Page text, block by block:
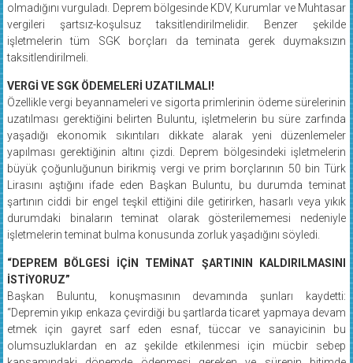
olmadığını vurguladı. Deprem bölgesinde KDV, Kurumlar ve Muhtasar
vergileri şartsız-koşulsuz taksitlendirilmelidir. Benzer şekilde
işletmelerin tüm SGK borçları da teminata gerek duymaksızın
taksitlendirilmeli.
VERGİ VE SGK ÖDEMELERİ UZATILMALI!
Özellikle vergi beyannameleri ve sigorta primlerinin ödeme sürelerinin
uzatılması gerektiğini belirten Buluntu, işletmelerin bu süre zarfında
yaşadığı ekonomik sıkıntıları dikkate alarak yeni düzenlemeler
yapılması gerektiğinin altını çizdi. Deprem bölgesindeki işletmelerin
büyük çoğunluğunun birikmiş vergi ve prim borçlarının 50 bin Türk
Lirasını aştığını ifade eden Başkan Buluntu, bu durumda teminat
şartının ciddi bir engel teşkil ettiğini dile getirirken, hasarlı veya yıkık
durumdaki binaların teminat olarak gösterilememesi nedeniyle
işletmelerin teminat bulma konusunda zorluk yaşadığını söyledi.
“DEPREM BÖLGESİ İÇİN TEMİNAT ŞARTININ KALDIRILMASINI
İSTİYORUZ”
Başkan Buluntu, konuşmasının devamında şunları kaydetti:
“Depremin yıkıp enkaza çevirdiği bu şartlarda ticaret yapmaya devam
etmek için gayret sarf eden esnaf, tüccar ve sanayicinin bu
olumsuzluklardan en az şekilde etkilenmesi için mücbir sebep